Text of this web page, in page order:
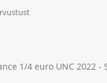
rvustust
1/4 euro UNC 2022 -